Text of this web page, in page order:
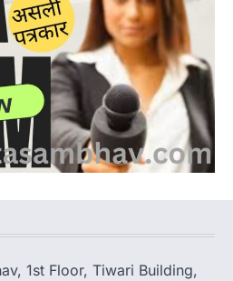
1st Floor, Tiwari Building,